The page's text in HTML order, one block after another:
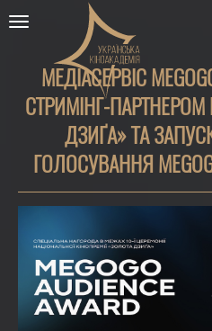
Toggle
navigation
МЕДІАСЕРВІС
СТРИМІНГ-ПАРТНЕРОМ
ДЗИҐА» ТА
ГОЛОСУВАННЯ